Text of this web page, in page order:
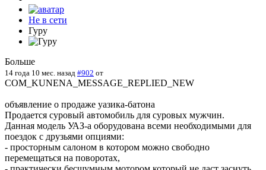
Не в сети
Гуру
Больше
14 года 10 мес. назад #902 от
COM_KUNENA_MESSAGE_REPLIED_NEW
объявление о продаже уазика-батона
Продается суровый автомобиль для суровых мужчин.
Данная модель УАЗ-а оборудована всеми необходимыми для
поездок с друзьями опциями:
- просторным салоном в котором можно свободно
перемещаться на поворотах,